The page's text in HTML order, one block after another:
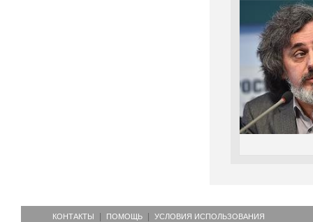
КОНТАКТЫ ПОМОЩЬ УСЛОВИЯ ИСПОЛЬЗОВАНИЯ